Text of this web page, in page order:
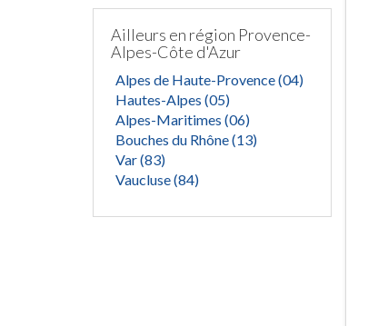
Ailleurs en région Provence-
Alpes-Côte d'Azur
Alpes de Haute-Provence (04)
Hautes-Alpes (05)
Alpes-Maritimes (06)
Bouches du Rhône (13)
Var (83)
Vaucluse (84)